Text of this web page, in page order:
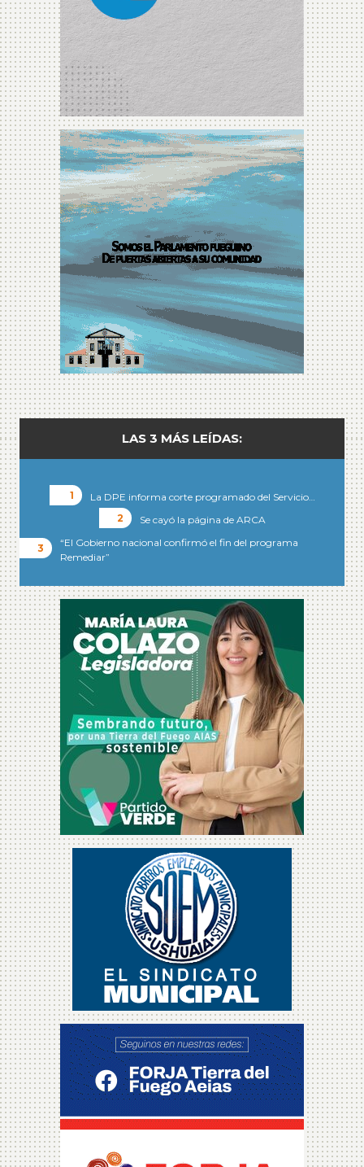
LAS 3 MÁS LEÍDAS:
La DPE informa corte programado del Servicio…
Se cayó la página de ARCA
“El Gobierno nacional confirmó el fin del programa
Remediar”